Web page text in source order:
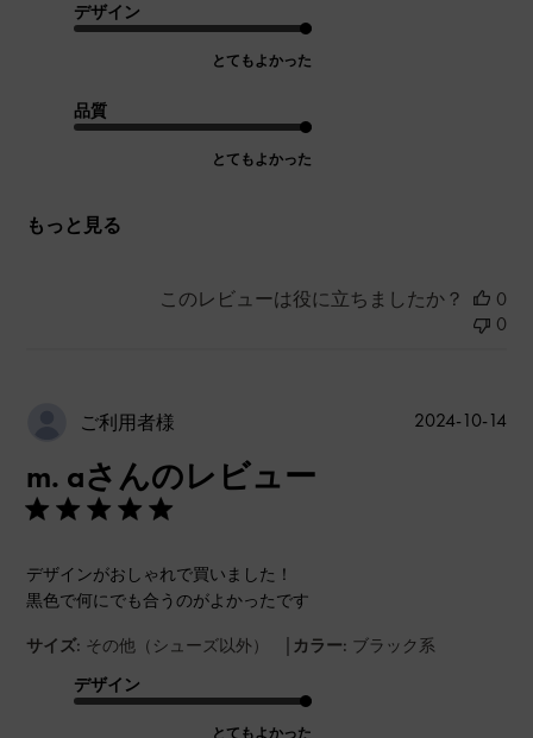
デザイン
とてもよかった
品質
とてもよかった
もっと見る
このレビューは役に立ちましたか？
0
0
ご利用者様
m. aさんのレビュー
デザインがおしゃれで買いました！
黒色で何にでも合うのがよかったです
サイズ: その他（シューズ以外） | カラー: ブラック系
デザイン
とてもよかった
公
2024-10-14